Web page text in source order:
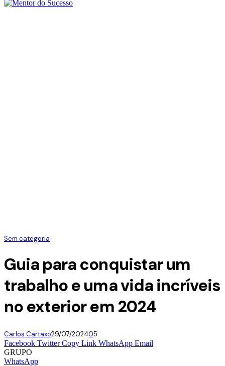
Sem categoria
Guia para conquistar um
trabalho e uma vida incríveis
no exterior em 2024
Carlos Cartaxo29/07/202405
Facebook Twitter Copy Link WhatsApp Email
GRUPO
WhatsApp